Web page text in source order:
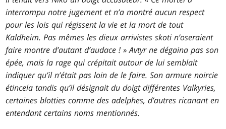
interrompu notre jugement et n’a montré aucun respect
pour les lois qui régissent la vie et la mort de tout
Kaldheim. Pas mêmes les dieux arrivistes skoti n’oseraient
faire montre d’autant d’audace ! » Avtyr ne dégaina pas son
épée, mais la rage qui crépitait autour de lui semblait
indiquer qu’il n’était pas loin de le faire. Son armure noircie
étincela tandis qu’il désignait du doigt différentes Valkyries,
certaines blotties comme des adelphes, d’autres ricanant en
entendant certains noms mentionnés.